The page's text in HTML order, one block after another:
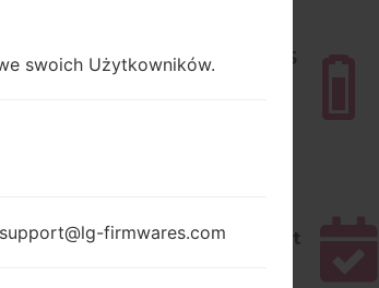
129.6 gramów (4.55
Android 4.4.x KitKat
swoich Użytkowników.
firmwares.com